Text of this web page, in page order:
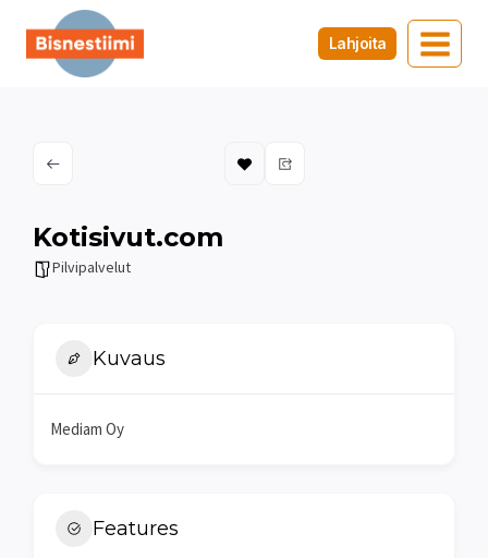
sisältöön
Lahjoita
Kotisivut.com
Pilvipalvelut
Kuvaus
Mediam Oy
Features